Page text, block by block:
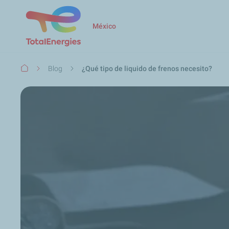
México
Ruta
navegación
Blog ¿Qué tipo de liquido de frenos necesito?